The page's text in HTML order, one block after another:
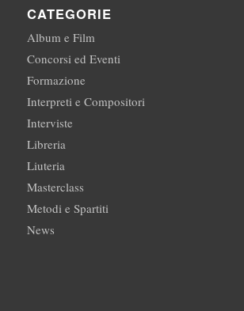
CATEGORIE
Album e Film
Concorsi ed Eventi
Formazione
Interpreti e Compositori
Interviste
Libreria
Liuteria
Masterclass
Metodi e Spartiti
News